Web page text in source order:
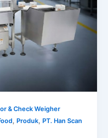
& Check Weigher
, Produk, PT. Han Scan